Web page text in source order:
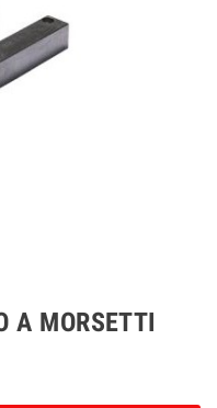
A MORSETTI